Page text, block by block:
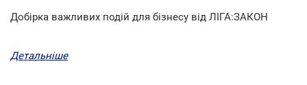
Добірка важливих подій для бізнесу від ЛІГА:ЗАКОН
Детальніше